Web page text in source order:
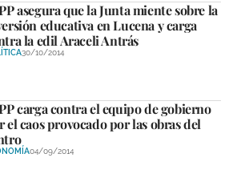
asegura que la Junta miente sobre la
educativa en Lucena y carga
la edil Araceli Antrás
30/10/2014
carga contra el equipo de gobierno
el caos provocado por las obras del
04/09/2014